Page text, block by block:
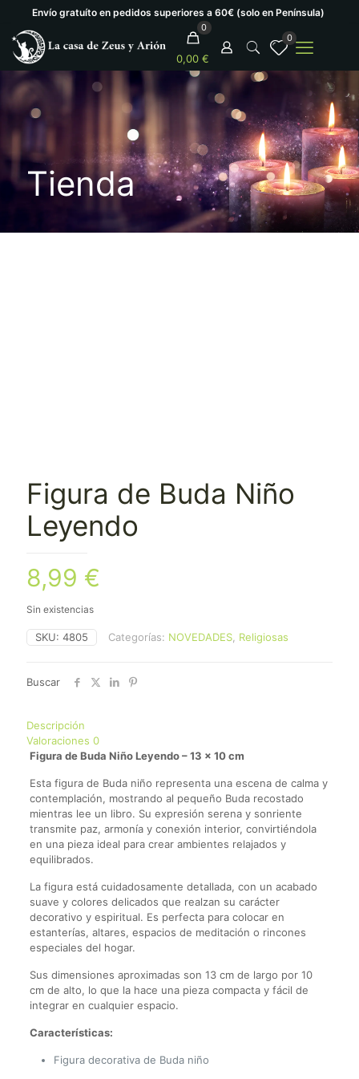
Envío gratuíto en pedidos superiores a 60€ (solo en Península)
0
0,00 €
0
Tienda
Figura de Buda Niño
Leyendo
8,99 €
Sin existencias
SKU: 4805 Categorías: NOVEDADES Religiosas
Buscar
Descripción
Valoraciones 0
Figura de Buda Niño Leyendo – 13 × 10 cm
Esta figura de Buda niño representa una escena de calma y
contemplación, mostrando al pequeño Buda recostado
mientras lee un libro. Su expresión serena y sonriente
transmite paz, armonía y conexión interior, convirtiéndola
en una pieza ideal para crear ambientes relajados y
equilibrados.
La figura está cuidadosamente detallada, con un acabado
suave y colores delicados que realzan su carácter
decorativo y espiritual. Es perfecta para colocar en
estanterías, altares, espacios de meditación o rincones
especiales del hogar.
Sus dimensiones aproximadas son 13 cm de largo por 10
cm de alto, lo que la hace una pieza compacta y fácil de
integrar en cualquier espacio.
Características:
Figura decorativa de Buda niño